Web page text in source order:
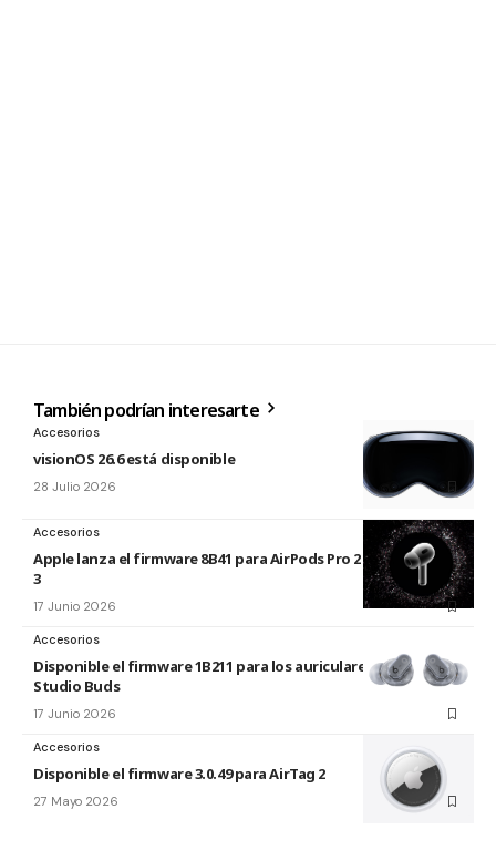
También podrían interesarte
Accesorios
visionOS 26.6 está disponible
28 Julio 2026
Accesorios
Apple lanza el firmware 8B41 para AirPods Pro 2 y AirPods Pro
3
17 Junio 2026
Accesorios
Disponible el firmware 1B211 para los auriculares Beats
Studio Buds
17 Junio 2026
Accesorios
Disponible el firmware 3.0.49 para AirTag 2
27 Mayo 2026